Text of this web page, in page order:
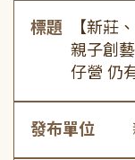
標題
【新莊
親子創
仔營 仍
發布單位